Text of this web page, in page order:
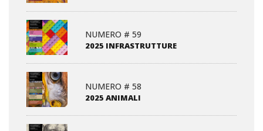
NUMERO # 59
2025 INFRASTRUTTURE
NUMERO # 58
2025 ANIMALI